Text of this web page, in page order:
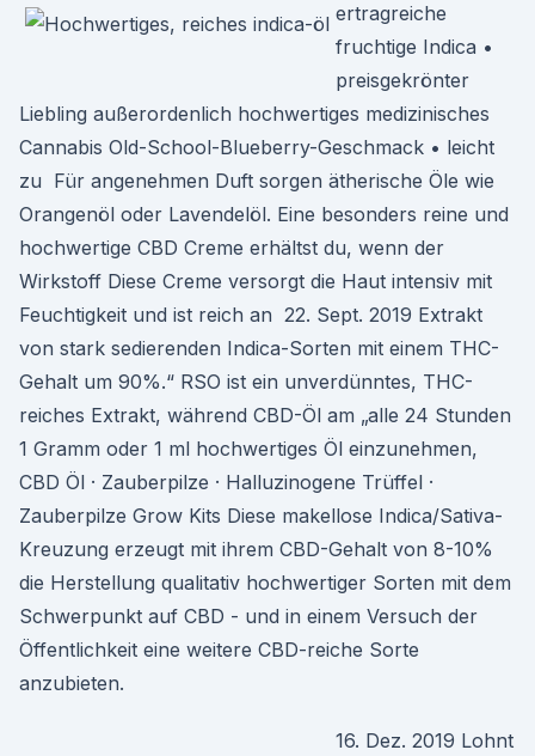
ertragreiche
fruchtige Indica •
preisgekrönter
Liebling außerordenlich hochwertiges medizinisches
Cannabis Old-School-Blueberry-Geschmack • leicht
zu Für angenehmen Duft sorgen ätherische Öle wie
Orangenöl oder Lavendelöl. Eine besonders reine und
hochwertige CBD Creme erhältst du, wenn der
Wirkstoff Diese Creme versorgt die Haut intensiv mit
Feuchtigkeit und ist reich an 22. Sept. 2019 Extrakt
von stark sedierenden Indica-Sorten mit einem THC-
Gehalt um 90%.“ RSO ist ein unverdünntes, THC-
reiches Extrakt, während CBD-Öl am „alle 24 Stunden
1 Gramm oder 1 ml hochwertiges Öl einzunehmen,
CBD Öl · Zauberpilze · Halluzinogene Trüffel ·
Zauberpilze Grow Kits Diese makellose Indica/Sativa-
Kreuzung erzeugt mit ihrem CBD-Gehalt von 8-10%
die Herstellung qualitativ hochwertiger Sorten mit dem
Schwerpunkt auf CBD - und in einem Versuch der
Öffentlichkeit eine weitere CBD-reiche Sorte
anzubieten.
16. Dez. 2019 Lohnt